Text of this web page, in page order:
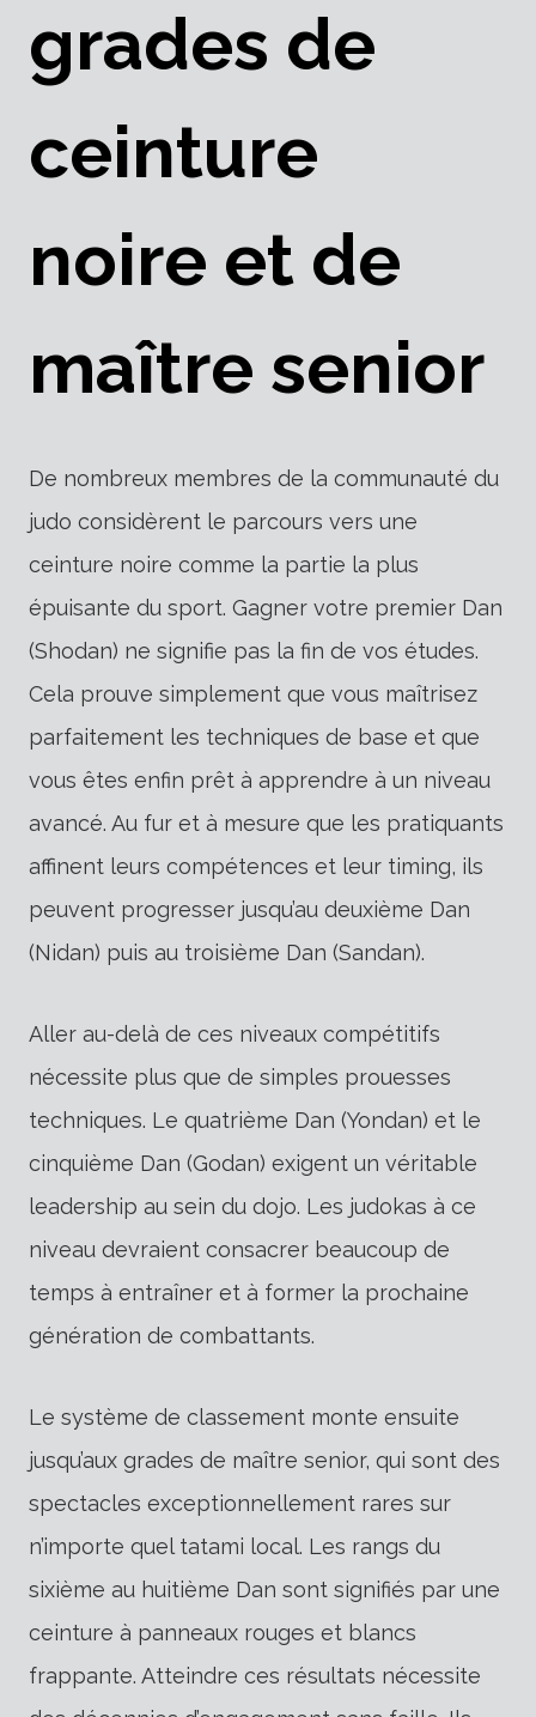
grades de
ceinture
noire et de
maître senior
De nombreux membres de la communauté du
judo considèrent le parcours vers une
ceinture noire comme la partie la plus
épuisante du sport. Gagner votre premier Dan
(Shodan) ne signifie pas la fin de vos études.
Cela prouve simplement que vous maîtrisez
parfaitement les techniques de base et que
vous êtes enfin prêt à apprendre à un niveau
avancé. Au fur et à mesure que les pratiquants
affinent leurs compétences et leur timing, ils
peuvent progresser jusqu’au deuxième Dan
(Nidan) puis au troisième Dan (Sandan).
Aller au-delà de ces niveaux compétitifs
nécessite plus que de simples prouesses
techniques. Le quatrième Dan (Yondan) et le
cinquième Dan (Godan) exigent un véritable
leadership au sein du dojo. Les judokas à ce
niveau devraient consacrer beaucoup de
temps à entraîner et à former la prochaine
génération de combattants.
Le système de classement monte ensuite
jusqu’aux grades de maître senior, qui sont des
spectacles exceptionnellement rares sur
n’importe quel tatami local. Les rangs du
sixième au huitième Dan sont signifiés par une
ceinture à panneaux rouges et blancs
frappante. Atteindre ces résultats nécessite